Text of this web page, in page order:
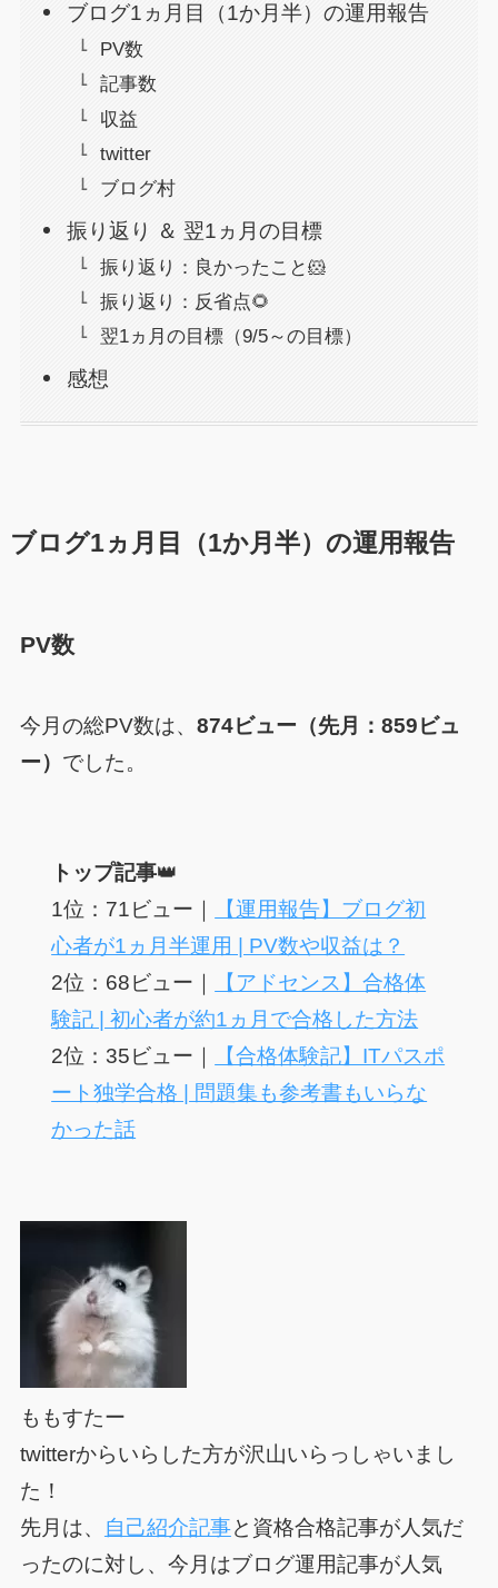
ブログ1ヵ月目（1か月半）の運用報告
PV数
記事数
収益
twitter
ブログ村
振り返り ＆ 翌1ヵ月の目標
振り返り：良かったこと🐹
振り返り：反省点🌻
翌1ヵ月の目標（9/5～の目標）
感想
ブログ1ヵ月目（1か月半）の運用報告
PV数
今月の総PV数は、 874ビュー（先月：859ビュ
ー） でした。
トップ記事👑
1位：71ビュー｜
【運用報告】ブログ初
心者が1ヵ月半運用 | PV数や収益は？
2位：68ビュー｜
【アドセンス】合格体
験記 | 初心者が約1ヵ月で合格した方法
2位：35ビュー｜
【合格体験記】ITパスポ
ート独学合格 | 問題集も参考書もいらな
かった話
ももすたー
twitterからいらした方が沢山いらっしゃいまし
た！
先月は、 自己紹介記事と資格合格記事が人気だ
ったのに対し、 今月はブログ運用記事が人気